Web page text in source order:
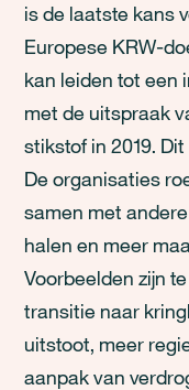
is de laatste kans
Europese KRW-
kan leiden tot een
met de uitspraak
stikstof in 2019.
De organisaties
samen met
halen en meer
Voorbeelden zijn
transitie naar
uitstoot, meer
aanpak van